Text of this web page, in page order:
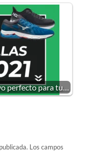
perfecto para tu…
Los campos